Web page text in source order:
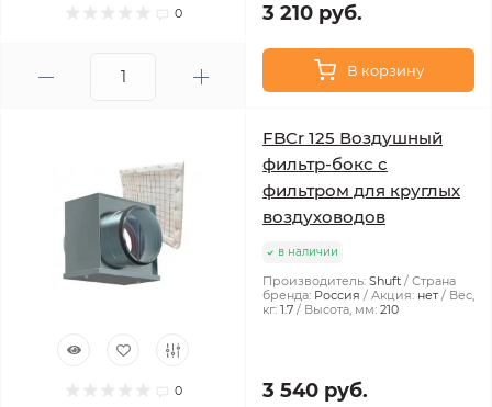
0 3 210 руб.
В корзину
0
FBCr 125 Воздушный
фильтр-бокс с
фильтром для круглых
воздуховодов
в наличии
Производитель: Shuft
Страна
бренда: Россия Акция: нет
Вес,
кг: 1.7 Высота, мм: 210
3 540 руб.